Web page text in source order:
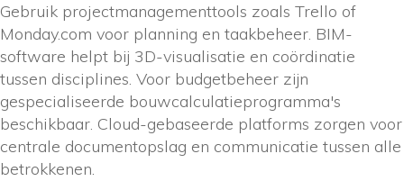
Gebruik projectmanagementtools zoals Trello of
Monday.com voor planning en taakbeheer. BIM-
software helpt bij 3D-visualisatie en coördinatie
tussen disciplines. Voor budgetbeheer zijn
gespecialiseerde bouwcalculatieprogramma's
beschikbaar. Cloud-gebaseerde platforms zorgen voor
centrale documentopslag en communicatie tussen alle
betrokkenen.